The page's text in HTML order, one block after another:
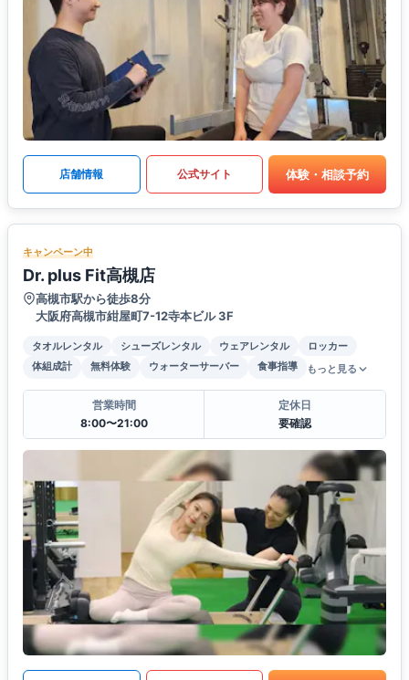
店舗情報 公式サイト 体験・相談予約
キャンペーン中
Dr. plus Fit高槻店
高槻市駅から徒歩8分
大阪府高槻市紺屋町7-12寺本ビル 3F
タオルレンタル シューズレンタル ウェアレンタル
ロッカー
体組成計
無料体験 ウォーターサーバー 食事指導 もっと見る
営業時間
8:00〜21:00
定休日
要確認